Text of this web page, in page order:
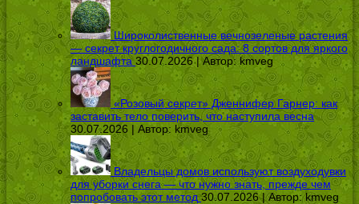
Широколиственные вечнозеленые растения
— секрет круглогодичного сада: 8 сортов для яркого
ландшафта 30.07.2026 | Автор:kmveg
«Розовый секрет» Дженнифер Гарнер: как
заставить тело поверить, что наступила весна
30.07.2026 | Автор: kmveg
Владельцы домов используют воздуходувки
для уборки снега — что нужно знать, прежде чем
попробовать этот метод 30.07.2026 | Автор:kmveg